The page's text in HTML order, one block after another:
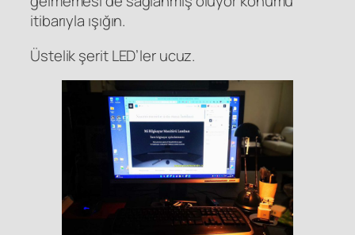
itibarıyla ışığın.
Üstelik şerit LED’ler ucuz.